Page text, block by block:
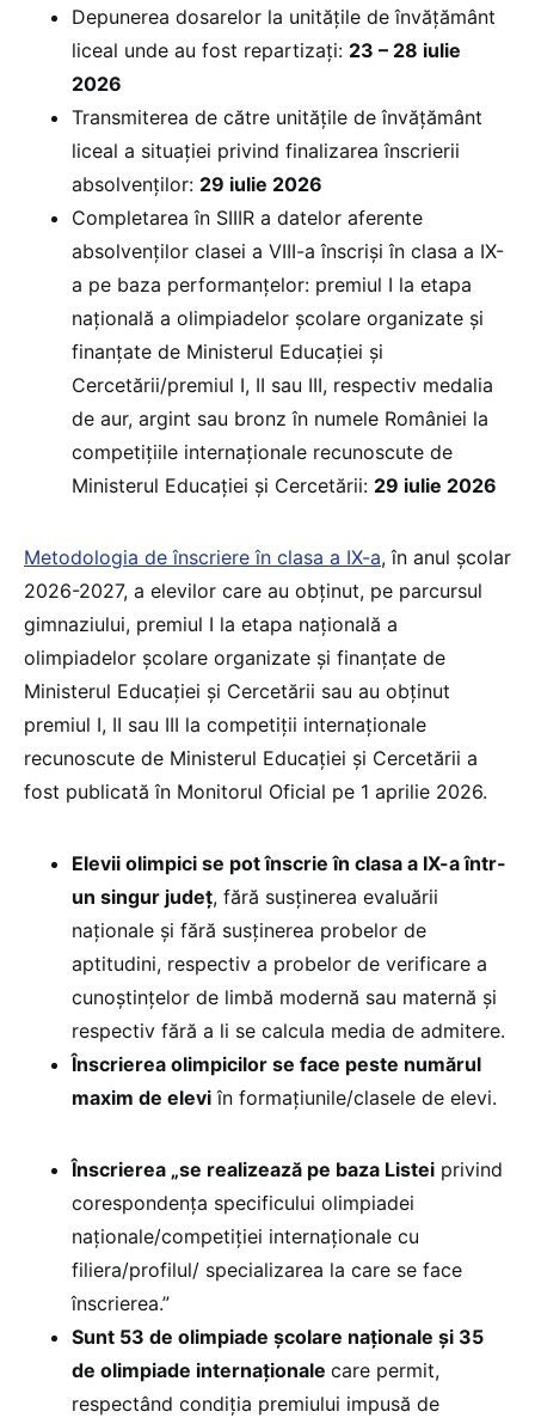
Depunerea dosarelor la unitățile de învățământ
liceal unde au fost repartizați: 23 – 28 iulie
2026
Transmiterea de către unitățile de învățământ
liceal a situației privind finalizarea înscrierii
absolvenților: 29 iulie 2026
Completarea în SIIIR a datelor aferente
absolvenților clasei a VIII-a înscriși în clasa a IX-
a pe baza performanțelor: premiul I la etapa
națională a olimpiadelor școlare organizate și
finanțate de Ministerul Educației și
Cercetării/premiul I, II sau III, respectiv medalia
de aur, argint sau bronz în numele României la
competițiile internaționale recunoscute de
Ministerul Educației și Cercetării: 29 iulie 2026
Metodologia de înscriere în clasa a IX-a, în anul școlar
2026-2027, a elevilor care au obținut, pe parcursul
gimnaziului, premiul I la etapa națională a
olimpiadelor școlare organizate și finanțate de
Ministerul Educației și Cercetării sau au obținut
premiul I, II sau III la competiții internaționale
recunoscute de Ministerul Educației și Cercetării a
fost publicată în Monitorul Oficial pe 1 aprilie 2026.
Elevii olimpici se pot înscrie în clasa a IX-a într-
un singur județ, fără susținerea evaluării
naționale și fără susținerea probelor de
aptitudini, respectiv a probelor de verificare a
cunoștințelor de limbă modernă sau maternă și
respectiv fără a li se calcula media de admitere.
Înscrierea olimpicilor se face peste numărul
maxim de elevi în formațiunile/clasele de elevi.
Înscrierea „se realizează pe baza Listei privind
corespondența specificului olimpiadei
naționale/competiției internaționale cu
filiera/profilul/ specializarea la care se face
înscrierea.”
Sunt 53 de olimpiade școlare naționale și 35
de olimpiade internaționale care permit,
respectând condiția premiului impusă de